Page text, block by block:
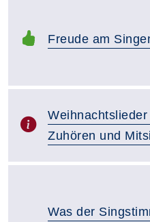
Freude am
Weihnachtslieder
Zuhören und
Was der